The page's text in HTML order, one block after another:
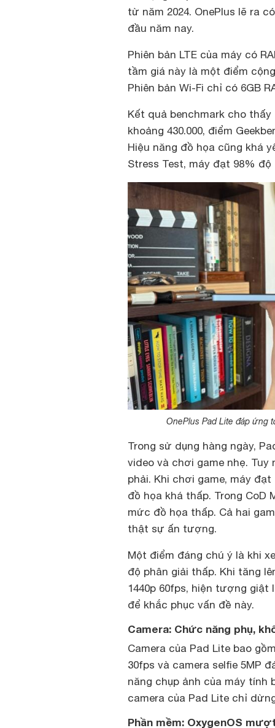
từ năm 2024. OnePlus lẽ ra
đầu năm nay.
Phiên bản LTE của máy có
tầm giá này là một điểm
Phiên bản Wi-Fi chỉ có 6GB
Kết quả benchmark cho
khoảng 430.000, điểm
Hiệu năng đồ họa cũng khá
Stress Test, máy đạt 98%
OnePlus Pad Lite đáp ứng
Trong sử dụng hàng ngày,
video và chơi game nhẹ.
phải. Khi chơi game, máy
đồ họa khá thấp. Trong CoD
mức đồ họa thấp. Cả hai
thật sự ấn tượng.
Một điểm đáng chú ý là khi
độ phân giải thấp. Khi tăng
1440p 60fps, hiện tượng giật
để khắc phục vấn đề này.
Camera: Chức năng phụ,
Camera của Pad Lite bao
30fps và camera selfie 5MP
năng chụp ảnh của máy tính
camera của Pad Lite chỉ
Phần mềm: OxygenOS